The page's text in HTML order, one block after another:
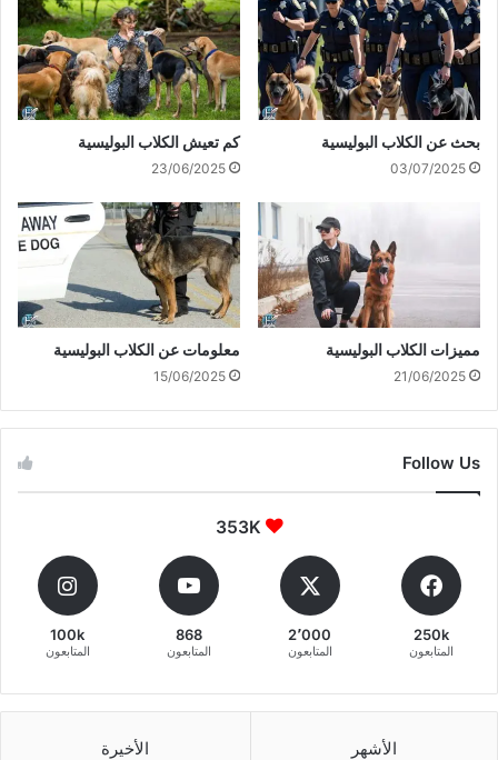
بحث عن الكلاب البوليسية
03/07/2025
كم تعيش الكلاب البوليسية
23/06/2025
مميزات الكلاب البوليسية
21/06/2025
معلومات عن الكلاب البوليسية
15/06/2025
Follow Us
353K
250k
المتابعون
2٬000
المتابعون
868
المتابعون
100k
المتابعون
الأشهر الأخيرة